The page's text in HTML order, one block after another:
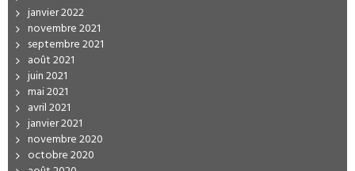
janvier 2022
novembre 2021
septembre 2021
août 2021
juin 2021
mai 2021
avril 2021
janvier 2021
novembre 2020
octobre 2020